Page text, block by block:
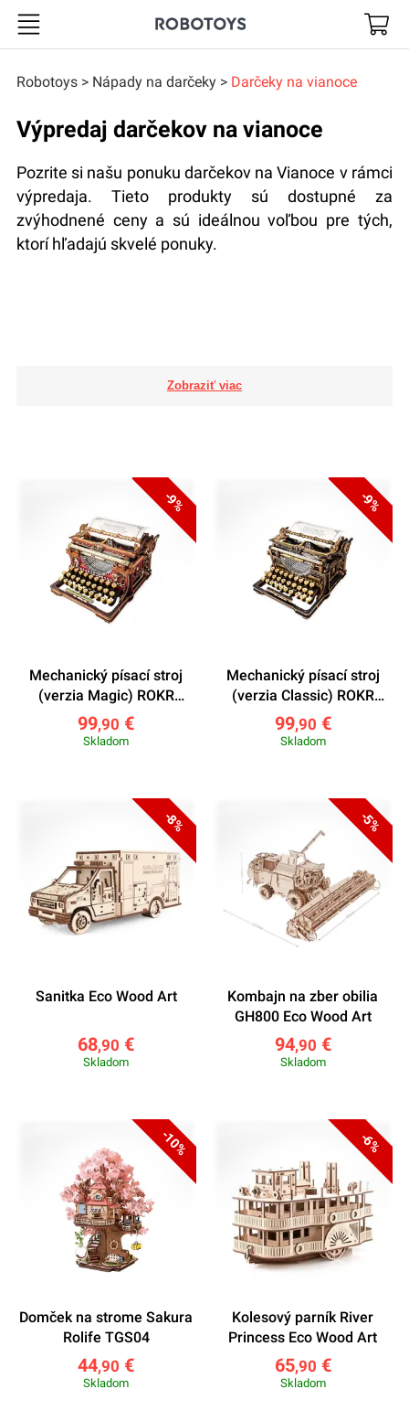
Robotoys
Robotoys Nápady na darčeky Darčeky na vianoce
Výpredaj darčekov na vianoce
Pozrite si našu ponuku darčekov na Vianoce v rámci
výpredaja. Tieto produkty sú dostupné za
zvýhodnené ceny a sú ideálnou voľbou pre tých,
ktorí hľadajú skvelé ponuky.
-9%
Mechanický písací stroj
(verzia Magic) ROKR
LK703C
99,90 €
Skladom
-9%
Mechanický písací stroj
(verzia Classic) ROKR
LK703B
99,90 €
Skladom
-8%
Sanitka Eco Wood Art
68,90 €
Skladom
-5%
Kombajn na zber obilia
GH800 Eco Wood Art
94,90 €
Skladom
-10%
Domček na strome Sakura
Rolife TGS04
44,90 €
Skladom
-6%
Kolesový parník River
Princess Eco Wood Art
65,90 €
Skladom